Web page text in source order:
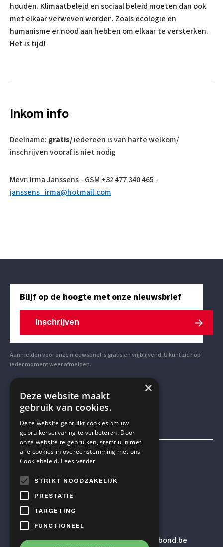
houden. Klimaatbeleid en sociaal beleid moeten dan ook
met elkaar verweven worden. Zoals ecologie en
humanisme er nood aan hebben om elkaar te versterken.
Het is tijd!
Inkom info
Deelname: gratis/iedereen is van harte welkom/
inschrijven vooraf is niet nodig
Mevr. Irma Janssens - GSM +32 477 340 465 -
janssens_irma@hotmail.com
Blijf op de hoogte met onze nieuwsbrief
Inschrijven
Aanmelden voor onze nieuwsbrief is gratis en vrijblijvend. U kunt zich op
ieder moment weer afmelden.
Mensen & Wetenschap VZW
E-MAILADRES
secretariaat@humanistischverbond.be
×
Deze website maakt
gebruik van cookies.
Deze website gebruikt cookies om uw
gebruikerservaring te verbeteren. Door
onze website te gebruiken, stemt u in met
alle cookies in overeenstemming met ons
Cookiebeleid. Lees verder
STRIKT NOODZAKELIJK
PRESTATIE
TARGETING
FUNCTIONEEL